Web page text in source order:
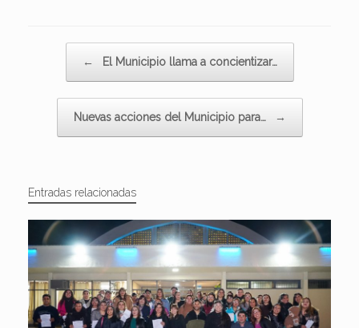
← El Municipio llama a concientizar…
Nuevas acciones del Municipio para… →
Entradas relacionadas